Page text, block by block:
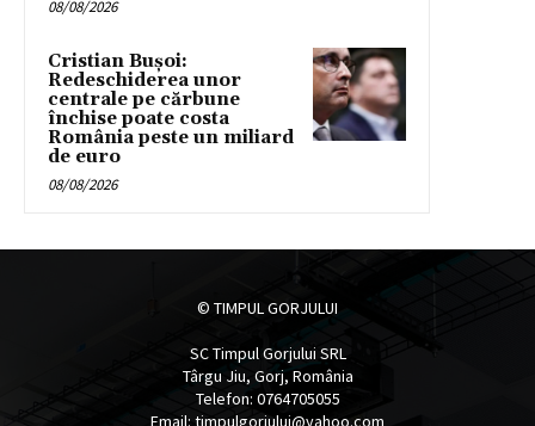
08/08/2026
Cristian Bușoi:
Redeschiderea unor
centrale pe cărbune
închise poate costa
România peste un miliard
de euro
08/08/2026
© TIMPUL GORJULUI
SC Timpul Gorjului SRL
Târgu Jiu, Gorj, România
Telefon: 0764705055
Email: timpulgorjului@yahoo.com